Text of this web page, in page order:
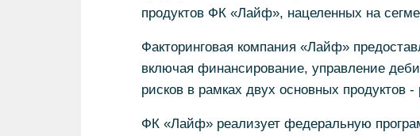
продуктов ФК «Лайф», нацеленных на
Факторинговая компания «Лайф»
включая финансирование, управление
рисков в рамках двух основных продуктов -
ФК «Лайф» реализует федеральную